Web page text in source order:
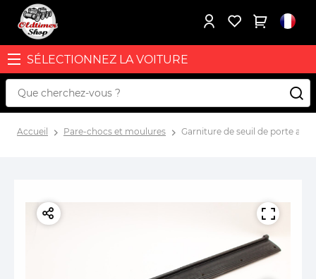
SÉLECTIONNEZ LA VOITURE
Accueil Pare-chocs et moulures Garniture de seuil de porte